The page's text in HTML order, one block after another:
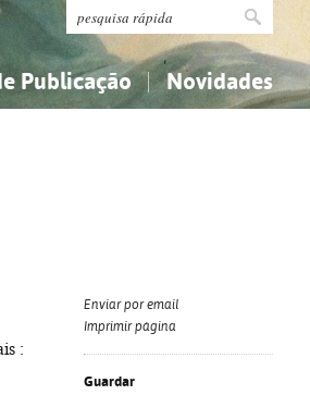
Publicação Novidades
:
Enviar por email
Imprimir página
Guardar